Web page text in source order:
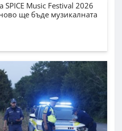
Music Festival 2026
ще бъде музикалната